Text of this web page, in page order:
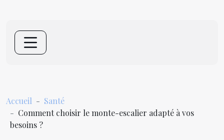
Accueil
Santé
Comment choisir le monte-escalier adapté à vos
besoins ?